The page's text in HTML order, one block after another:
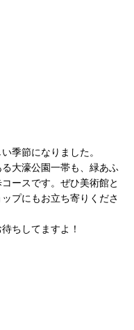
季節になりました。
大濠公園一帯も、緑あふ
ースです。ぜひ美術館と
プにもお立ち寄りくださ
ちしてますよ！